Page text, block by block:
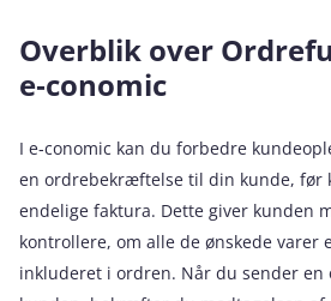
Overblik over
e‑conomic
I e‑conomic kan du forbedre
en ordrebekræftelse til din kunde, før
endelige faktura. Dette giver kunden
kontrollere, om alle de ønskede varer
inkluderet i ordren. Når du sender